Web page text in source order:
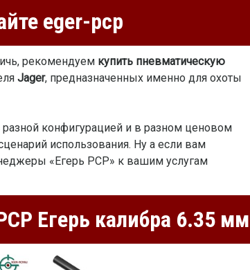
eger-pcp
рекомендуем купить пневматическую
Jager, предназначенных именно для охоты
конфигурацией и в разном ценовом
использования. Ну а если вам
«Егерь PCP» к вашим услугам
Егерь калибра 6.35 мм